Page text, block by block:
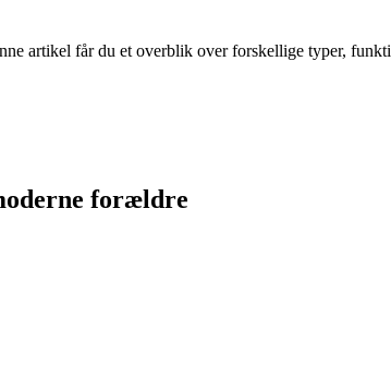
artikel får du et overblik over forskellige typer,
forældre